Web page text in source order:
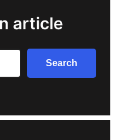
article
Search